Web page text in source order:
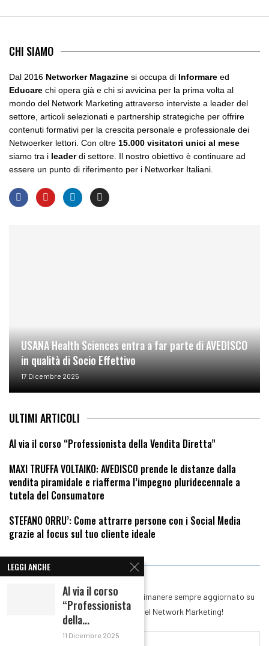
CHI SIAMO
Dal 2016 Networker Magazine si occupa di Informare ed
Educare chi opera già e chi si avvicina per la prima volta al
mondo del Network Marketing attraverso interviste a leader del
settore, articoli selezionati e partnership strategiche per offrire
contenuti formativi per la crescita personale e professionale dei
Netwoerker lettori. Con oltre 15.000 visitatori unici al mese
siamo tra i leaderdi settore. Il nostro obiettivo è continuare ad
essere un punto di riferimento per i Networker Italiani.
USANA Health Sciences entra a far parte di AVEDISCO
in qualità di Socio Effettivo
17 Dicembre 2025
ULTIMI ARTICOLI
Al via il corso “Professionista della Vendita Diretta”
MAXI TRUFFA VOLTAIKO: AVEDISCO prende le distanze dalla
vendita piramidale e riafferma l’impegno pluridecennale a
tutela del Consumatore
STEFANO ORRU’: Come attrarre persone con i Social Media
grazie al focus sul tuo cliente ideale
RIMANI IN CONTATTO
Iscriviti alla nostra Newsletter per rimanere sempre aggiornato su
tutte le novità del mondo del Network Marketing!
LEGGI ANCHE
Al via il corso
“Professionista
della...
11 Dicembre 2025